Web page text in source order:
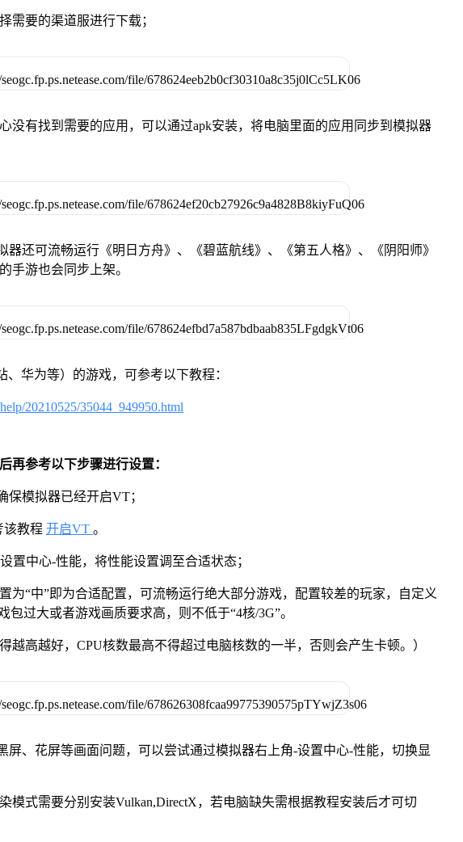
需要的渠道服进行下载；
没有找到需要的应用，可以通过apk安装，将电脑里面的应用同步到模拟器
器还可流畅运行《明日方舟》、《碧蓝航线》、《第五人格》、《阴阳师》
手游也会同步上架。
、华为等）的游戏，可参考以下教程：
20210525/35044_949950.html
再参考以下步骤进行设置：
保模拟器已经开启VT；
该教程 开启VT 。
置中心-性能，将性能设置调至合适状态；
为“中”即为合适配置，可流畅运行绝大部分游戏，配置较差的玩家，自定义
包过大或者游戏画质要求高，则不低于“4核/3G”。
越高越好，CPU核数最高不得超过电脑核数的一半，否则会产生卡顿。）
屏、花屏等画面问题，可以尝试通过模拟器右上角-设置中心-性能，切换显
模式需要分别安装Vulkan,DirectX，若电脑缺失需根据教程安装后才可切